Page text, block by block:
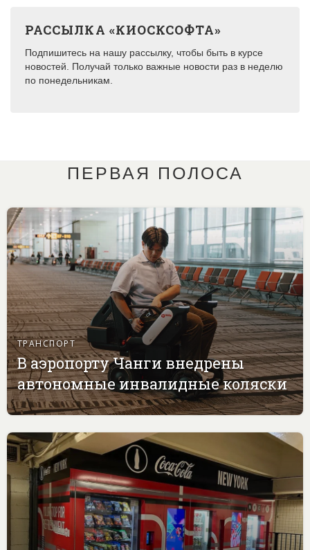
РАССЫЛКА «КИОСКСОФТА»
Подпишитесь на нашу рассылку, чтобы быть в курсе
новостей. Получай только важные новости раз в неделю
по понедельникам.
ПЕРВАЯ ПОЛОСА
ТРАНСПОРТ
В аэропорту Чанги внедрены
автономные инвалидные коляски